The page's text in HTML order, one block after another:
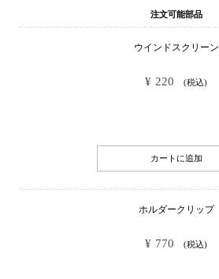
注文可能部品
ウインドスクリーン
¥ 220 (税込)
カートに追加
ホルダークリップ
¥ 770 (税込)